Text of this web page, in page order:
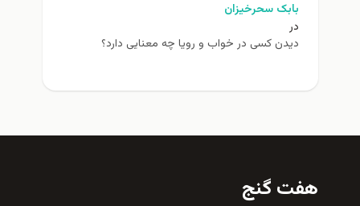
بابک سحرخیزان
در
دیدن کسی در خواب و رویا چه معنایی دارد؟
هفت گنج